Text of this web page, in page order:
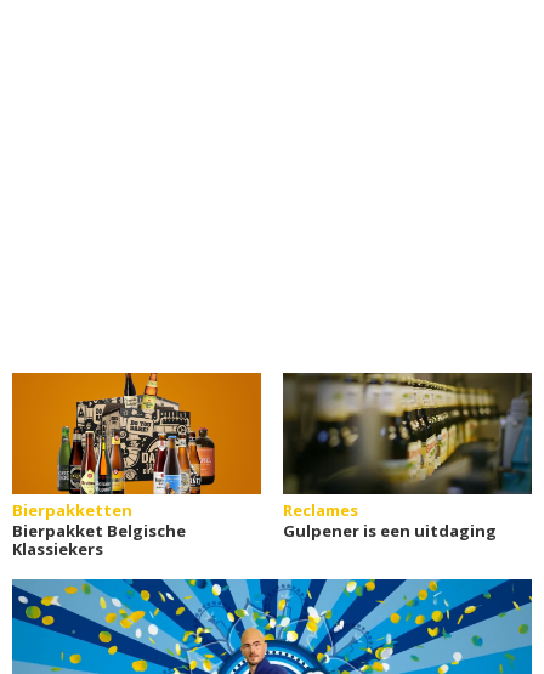
Bierpakketten
Bierpakket Belgische
Klassiekers
Reclames
Gulpener is een uitdaging